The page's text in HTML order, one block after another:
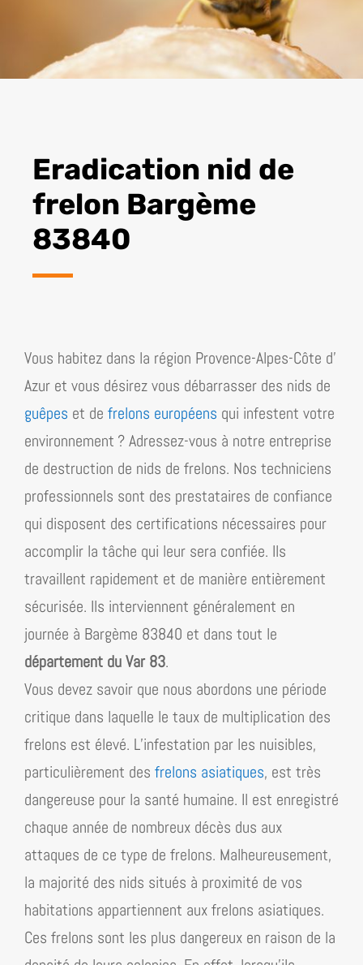
Eradication nid de
frelon Bargème
83840
Vous habitez dans la région Provence-Alpes-Côte d’​
Azur et vous désirez vous débarrasser des nids de
guêpes et de frelons européens qui infestent votre
environnement ? Adressez-vous à notre entreprise
de destruction de nids de frelons. Nos techniciens
professionnels sont des prestataires de confiance
qui disposent des certifications nécessaires pour
accomplir la tâche qui leur sera confiée. Ils
travaillent rapidement et de manière entièrement
sécurisée. Ils interviennent généralement en
journée à Bargème 83840 et dans tout le
département du Var 83.
Vous devez savoir que nous abordons une période
critique dans laquelle le taux de multiplication des
frelons est élevé. L’infestation par les nuisibles,
particulièrement des frelons asiatiques, est très
dangereuse pour la santé humaine. Il est enregistré
chaque année de nombreux décès dus aux
attaques de ce type de frelons. Malheureusement,
la majorité des nids situés à proximité de vos
habitations appartiennent aux frelons asiatiques.
Ces frelons sont les plus dangereux en raison de la